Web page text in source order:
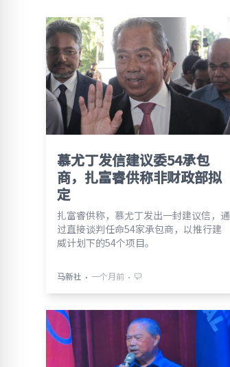
慕尤丁发信建议委54承包
商，扎富睿供称非财政部拟
定
扎富睿供称，慕尤丁发出一封建议信，通
过直接谈判任命54家承包商，以推行建
威计划下的54个项目。
马新社 ⋅ 一个月前 ⋅